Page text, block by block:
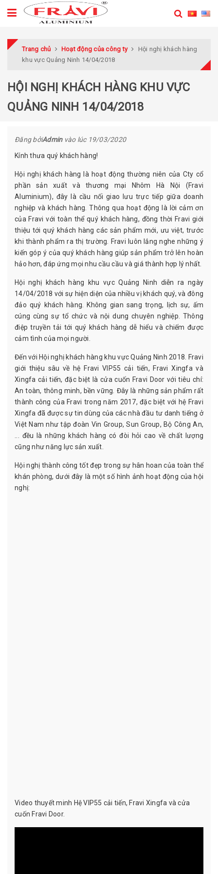
Trang chủ Hoạt động của công ty
Hội nghị khách hàng
khu vực Quảng Ninh 14/04/2018
HỘI NGHỊ KHÁCH HÀNG KHU VỰC
QUẢNG NINH 14/04/2018
Đăng bởiAdmin vào lúc19/03/2020
Kính thưa quý khách hàng!
Hội nghị khách hàng là hoạt động thường niên của Cty cổ
phần sản xuất và thương mại Nhôm Hà Nội (Fravi
Aluminium), đây là cầu nối giao lưu trực tiếp giữa doanh
nghiệp và khách hàng. Thông qua hoạt động là lời cảm ơn
của Fravi với toàn thể quý khách hàng, đồng thời Fravi giới
thiệu tới quý khách hàng các sản phẩm mới, ưu việt, trước
khi thành phẩm ra thị trường. Fravi luôn lắng nghe những ý
kiến góp ý của quý khách hàng giúp sản phẩm trở lên hoàn
hảo hơn, đáp ứng mọi nhu cầu cầu và giá thành hợp lý nhất.
Hội nghị khách hàng khu vực Quảng Ninh diễn ra ngày
14/04/2018 với sự hiện diện của nhiều vị khách quý, và đông
đảo quý khách hàng. Không gian sang trọng, lịch sự, ấm
cúng cùng sự tổ chức và nội dung chuyên nghiệp. Thông
điệp truyền tải tới quý khách hàng dễ hiểu và chiếm được
cảm tình của mọi người.
Đến với Hội nghị khách hàng khu vực Quảng Ninh 2018. Fravi
giới thiệu sâu về hệ Fravi VIP55 cải tiến, Fravi Xingfa và
Xingfa cải tiến, đặc biệt là cửa cuốn Fravi Door với tiêu chí:
An toàn, thông minh, bền vững. Đây là những sản phẩm rất
thành công của Fravi trong năm 2017, đặc biệt với hệ Fravi
Xingfa đã được sự tin dùng của các nhà đầu tư danh tiếng ở
Việt Nam như tập đoàn Vin Group, Sun Group, Bộ Công An,
... đều là những khách hàng có đòi hỏi cao về chất lượng
cũng như năng lực sản xuất.
Hội nghị thành công tốt đẹp trong sự hân hoan của toàn thể
khán phòng, dưới đây là một số hình ảnh hoạt động của hội
nghị:
Video thuyết minh Hệ VIP55 cải tiến, Fravi Xingfa và cửa
cuốn Fravi Door.